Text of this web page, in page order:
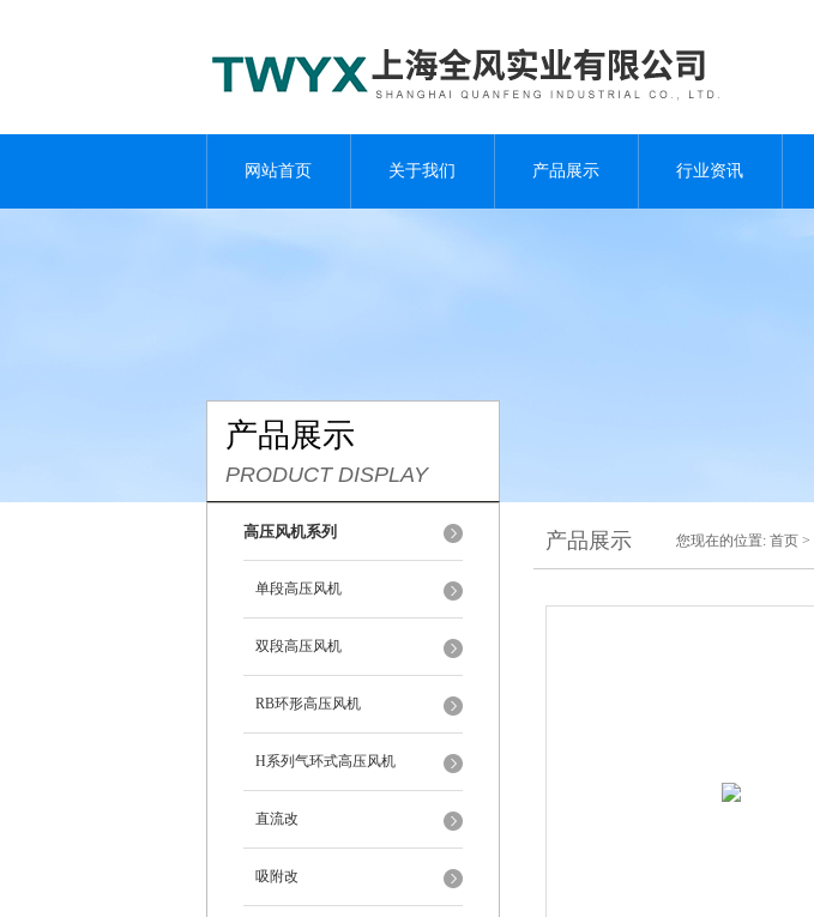
网站首页 关于我们 产品展示 行业资讯
产品展示
PRODUCT DISPLAY
高压风机系列
单段高压风机
双段高压风机
RB环形高压风机
H系列气环式高压风机
直流改
吸附改
产品展示 您现在的位置: 首页 >